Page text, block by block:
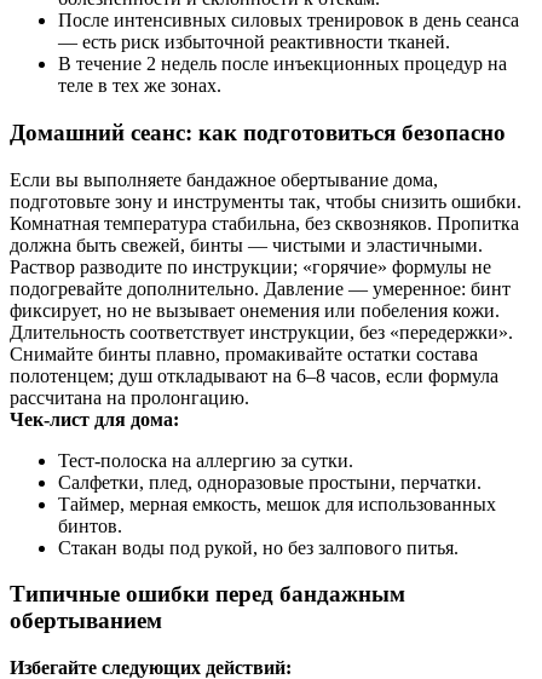
После интенсивных силовых тренировок в день сеанса
— есть риск избыточной реактивности тканей.
В течение 2 недель после инъекционных процедур на
теле в тех же зонах.
Домашний сеанс: как подготовиться безопасно
Если вы выполняете бандажное обертывание дома,
подготовьте зону и инструменты так, чтобы снизить ошибки.
Комнатная температура стабильна, без сквозняков. Пропитка
должна быть свежей, бинты — чистыми и эластичными.
Раствор разводите по инструкции; «горячие» формулы не
подогревайте дополнительно. Давление — умеренное: бинт
фиксирует, но не вызывает онемения или побеления кожи.
Длительность соответствует инструкции, без «передержки».
Снимайте бинты плавно, промакивайте остатки состава
полотенцем; душ откладывают на 6–8 часов, если формула
рассчитана на пролонгацию.
Чек‑лист для дома:
Тест‑полоска на аллергию за сутки.
Салфетки, плед, одноразовые простыни, перчатки.
Таймер, мерная емкость, мешок для использованных
бинтов.
Стакан воды под рукой, но без залпового питья.
Типичные ошибки перед бандажным
обертыванием
Избегайте следующих действий: